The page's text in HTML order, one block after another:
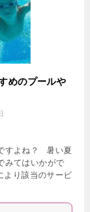
めのプールや
すよね？ 暑い夏
みてはいかがで
り該当のサービ